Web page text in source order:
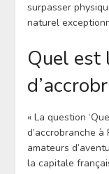
surpasser
naturel
Quel est
« La question
d’accrobranche à
amateurs
la capitale